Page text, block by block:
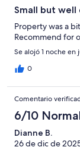
Small but well
Property was a
Recommend for
Se alojó 1 noche
0
Comentario
6/10
Dianne B.
26 de dic de